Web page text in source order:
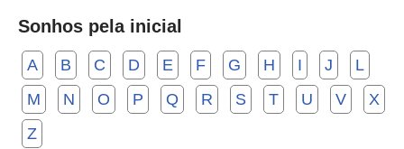
Sonhos pela inicial
A B C D E F G H I J
L
M
N O P Q R S T U V
X
Z